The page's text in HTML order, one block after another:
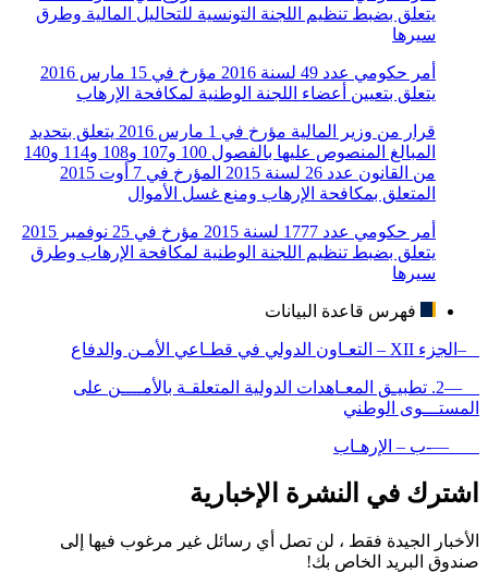
يتعلق بضبط تنظيم اللجنة التونسية للتحاليل المالية وطرق
سيرها
أمر حكومي عدد 49 لسنة 2016 مؤرخ في 15 مارس 2016
يتعلق بتعيين أعضاء اللجنة الوطنية لمكافحة الإرهاب
قرار من وزير المالية مؤرخ في 1 مارس 2016 يتعلق بتحديد
المبالغ المنصوص عليها بالفصول 100 و107 و108 و114 و140
من القانون عدد 26 لسنة 2015 المؤرخ في 7 أوت 2015
المتعلق بمكافحة الإرهاب ومنع غسل الأموال
أمر حكومي عدد 1777 لسنة 2015 مؤرخ في 25 نوفمبر 2015
يتعلق بضبط تنظيم اللجنة الوطنية لمكافحة الإرهاب وطرق
سيرها
فهرس قاعدة البيانات
–الجزء XII – التعـاون الدولي في قطـاعي الأمـن والدفاع
—2. تطبيـق المعـاهدات الدولية المتعلقـة بالأمــــن على
المستـــوى الوطني
—-ب – الإرهـاب
اشترك في النشرة الإخبارية
الأخبار الجيدة فقط ، لن تصل أي رسائل غير مرغوب فيها إلى
صندوق البريد الخاص بك!